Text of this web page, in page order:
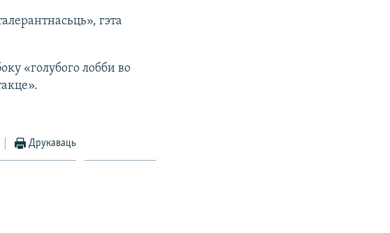
гэта
«голубого лобби во
Друкаваць